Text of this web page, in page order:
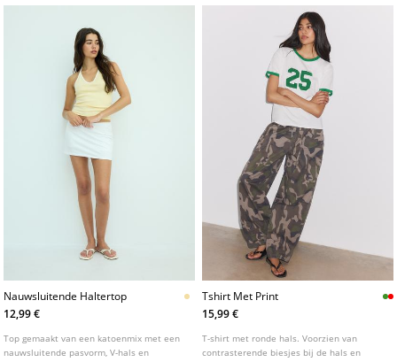
Nauwsluitende Haltertop
12,99 €
Top gemaakt van een katoenmix met een
nauwsluitende pasvorm, V-hals en
Tshirt Met Print
15,99 €
T-shirt met ronde hals. Voorzien van
contrasterende biesjes bij de hals en